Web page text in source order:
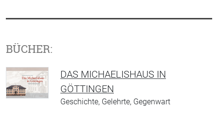
BÜCHER:
DAS MICHAELISHAUS IN
GÖTTINGEN
Geschichte, Gelehrte, Gegenwart